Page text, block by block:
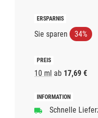
Sie sparen 34%
10 ml ab 17,69 €
Schnelle